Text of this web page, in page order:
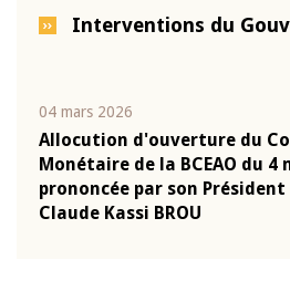
Interventions du
04 mars 2026
Allocution d'ouverture du
Monétaire de la BCEAO du 4
prononcée par son Président
Claude Kassi BROU